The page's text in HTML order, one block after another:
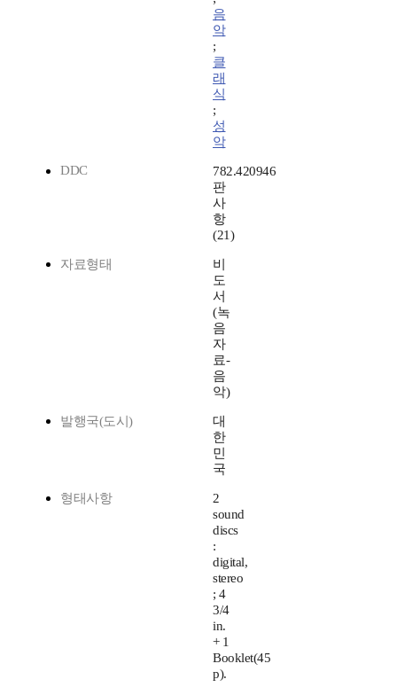
음
악
;
클
래
식
;
성
악
DDC
782.420946
판
사
항
(21)
자료형태
비
도
서
(녹
음
자
료-
음
악)
발행국(도시)
대
한
민
국
형태사항
2
sound
discs
:
digital,
stereo
; 4
3/4
in.
+ 1
Booklet(45
p).